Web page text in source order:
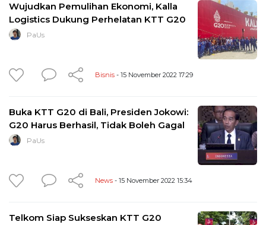
Wujudkan Pemulihan Ekonomi, Kalla
Logistics Dukung Perhelatan KTT G20
PaUs
Bisnis - 15 November 2022 17:29
Buka KTT G20 di Bali, Presiden Jokowi:
G20 Harus Berhasil, Tidak Boleh Gagal
PaUs
News - 15 November 2022 15:34
Telkom Siap Sukseskan KTT G20